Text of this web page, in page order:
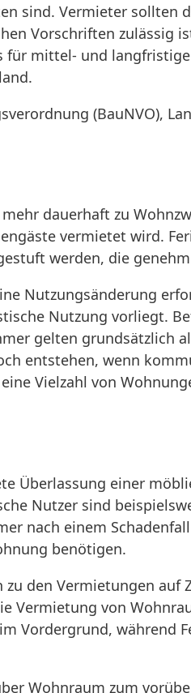
sind. Vermieter sollten
Vorschriften zulässig
mittel- und
(BauNVO),
dauerhaft zu
vermietet wird.
werden, die
Nutzungsänderung
Nutzung vorliegt.
gelten grundsätzlich
entstehen, wenn
Vielzahl von
Überlassung einer
Nutzer sind
nach einem
benötigen.
den Vermietungen auf
Vermietung von
Vordergrund, während
Wohnraum zum